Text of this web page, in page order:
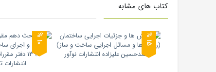
کتاب های مشابه
1
5
%
1
0
%